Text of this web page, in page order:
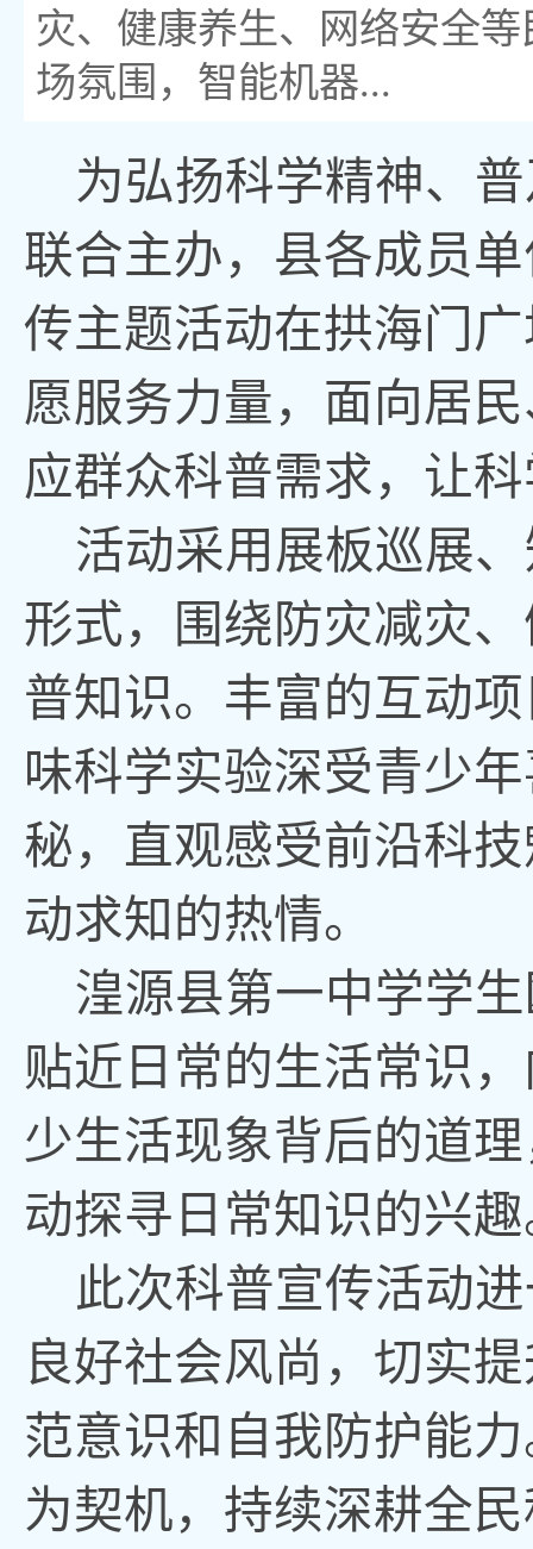
灾、健康养生、网络安全
场氛围，智能机器...
为弘扬科学精神、
联合主办，县各成员
传主题活动在拱海门
愿服务力量，面向居
应群众科普需求，让
活动采用展板巡展
形式，围绕防灾减灾
普知识。丰富的互动
味科学实验深受青少
秘，直观感受前沿科
动求知的热情。
湟源县第一中学学
贴近日常的生活常识
少生活现象背后的道
动探寻日常知识的兴趣
此次科普宣传活动
良好社会风尚，切实
范意识和自我防护能
为契机，持续深耕全